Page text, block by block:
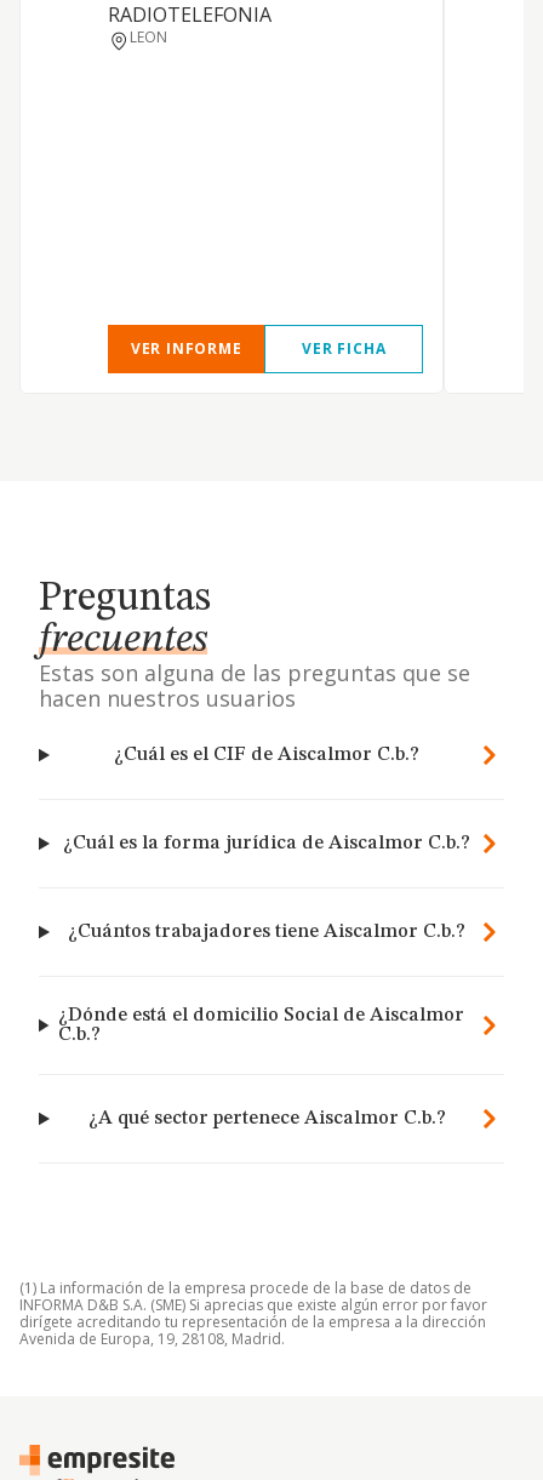
RADIOTELEFONIA
LEON
VER INFORME VER FICHA
Preguntas
frecuentes
Estas son alguna de las preguntas que se
hacen nuestros usuarios
¿Cuál es el CIF de Aiscalmor C.b.?
¿Cuál es la forma jurídica de Aiscalmor C.b.?
¿Cuántos trabajadores tiene Aiscalmor C.b.?
¿Dónde está el domicilio Social de Aiscalmor
C.b.?
¿A qué sector pertenece Aiscalmor C.b.?
(1) La información de la empresa procede de la base de datos de
INFORMA D&B S.A. (SME) Si aprecias que existe algún error por favor
dirígete acreditando tu representación de la empresa a la dirección
Avenida de Europa, 19, 28108, Madrid.